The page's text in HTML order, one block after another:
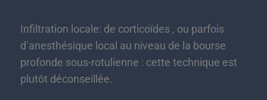
Infiltration locale: de corticoïdes , ou parfois
d’anesthésique local au niveau de la bourse
profonde sous-rotulienne : cette technique est
plutôt déconseillée.